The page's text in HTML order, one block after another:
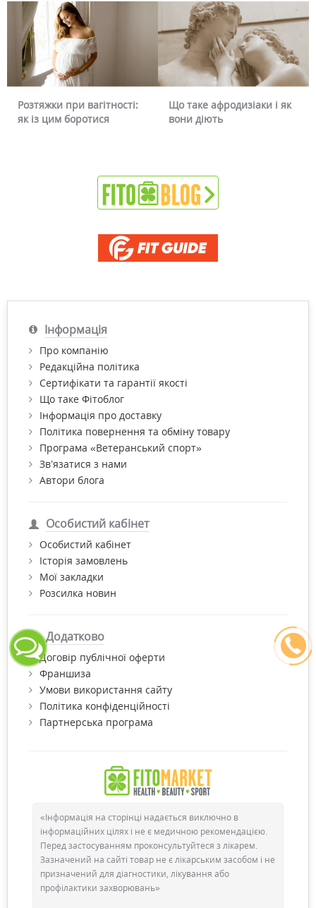
Що таке афродизіаки і як
вони діють
Чому червоніє обличчя і
чи можна це прибрати
Інформація
Про компанію
Редакційна політика
Сертифікати та гарантії якості
Що таке Фітоблог
Інформація про доставку
Політика повернення та обміну товару
Програма «Ветеранський спорт»
Зв’язатися з нами
Автори блога
Особистий кабінет
Особистий кабінет
Історія замовлень
Мої закладки
Розсилка новин
Додатково
Договір публічної оферти
Франшиза
Умови використання сайту
Політика конфіденційності
Партнерська програма
«Інформація на сторінці надається виключно в
інформаційних цілях і не є медичною рекомендацією.
Перед застосуванням проконсультуйтеся з лікарем.
Зазначений на сайті товар не є лікарським засобом і не
призначений для діагностики, лікування або
профілактики захворювань»